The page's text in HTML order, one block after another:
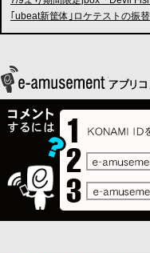
｢ubeat新筐体｣ロケテストの振